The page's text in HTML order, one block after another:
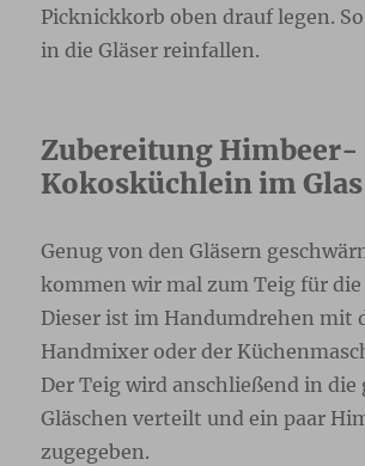
Picknickkorb oben drauf legen.
in die Gläser reinfallen.
Zubereitung Himbeer-
Kokosküchlein im Glas
Genug von den Gläsern
kommen wir mal zum Teig für
Dieser ist im Handumdrehen mit
Handmixer oder der
Der Teig wird anschließend in
Gläschen verteilt und ein paar
zugegeben.